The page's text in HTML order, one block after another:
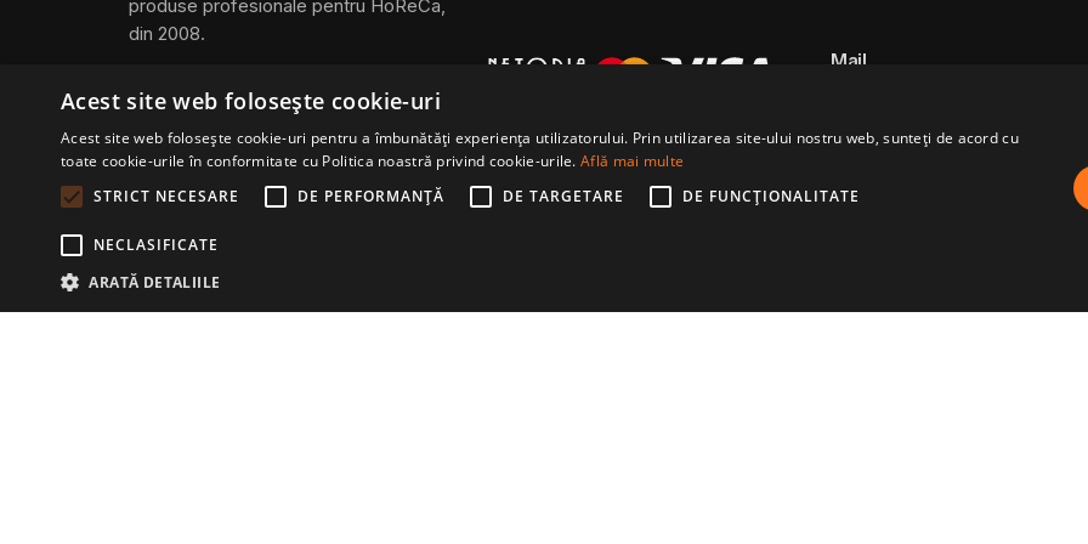
produse profesionale pentru HoReCa,
din 2008.
Mail
Acest site web folosește cookie-uri
Acest site web folosește cookie-uri pentru a îmbunătăți experiența utilizatorului. Prin utilizarea site-ului nostru web, sunteți de acord cu
toate cookie-urile în conformitate cu Politica noastră privind cookie-urile.Află mai multe
STRICT NECESARE
DE PERFORMANȚĂ DE TARGETARE DE FUNCŢIONALITATE
NECLASIFICATE
ARATĂ DETALIILE